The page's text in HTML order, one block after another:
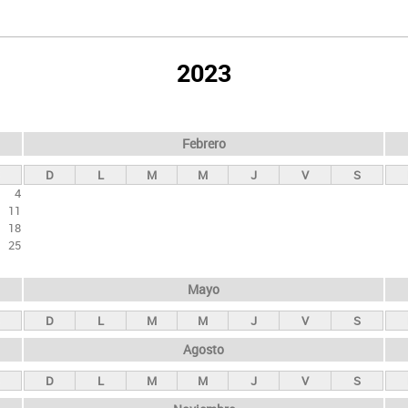
2023
4
11
18
25
Febrero
D L M M J V S
Mayo
D L M M J V S
Agosto
D L M M J V S